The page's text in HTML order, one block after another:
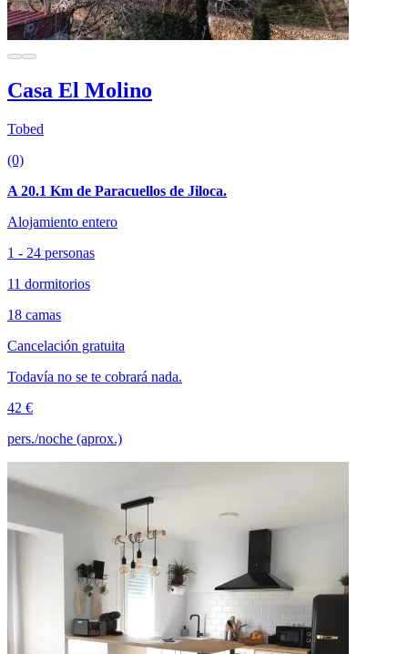
Casa El Molino
Tobed
(0)
A 20.1 Km de Paracuellos de Jiloca.
Alojamiento entero
1 - 24 personas
11 dormitorios
18 camas
Cancelación gratuita
Todavía no se te cobrará nada.
42 €
pers./noche (aprox.)